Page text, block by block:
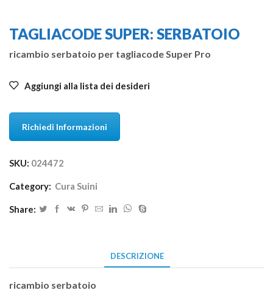
TAGLIACODE SUPER: SERBATOIO
ricambio serbatoio per tagliacode Super Pro
Aggiungi alla lista dei desideri
Richiedi Informazioni
SKU: 024472
Category: Cura Suini
Share:
DESCRIZIONE
ricambio serbatoio